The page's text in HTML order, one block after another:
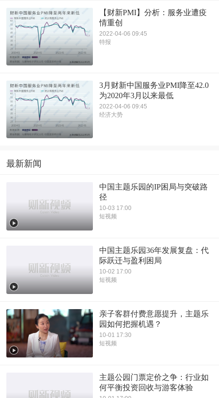
【财新PMI】分析：服务业遭疫
情重创
2022-04-06 09:45
特报
3月财新中国服务业PMI降至42.0
为2020年3月以来最低
2022-04-06 09:45
经济大势
最新新闻
中国主题乐园的IP困局与突破路
径
10-03 17:00
短视频
中国主题乐园36年发展复盘：代
际跃迁与盈利困局
10-02 17:00
短视频
亲子客群付费意愿提升，主题乐
园如何把握机遇？
10-01 17:30
短视频
主题公园门票定价之争：行业如
何平衡投资回收与游客体验